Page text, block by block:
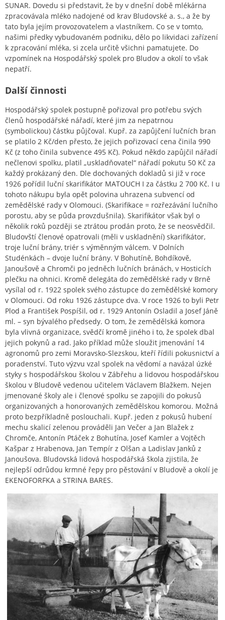
SUNAR. Dovedu si představit, že by v dnešní době mlékárna
zpracovávala mléko nadojené od krav Bludovské a. s., a že by
tato byla jejím provozovatelem a vlastníkem. Co se v tomto,
našimi předky vybudovaném podniku, dělo po likvidaci zařízení
k zpracování mléka, si zcela určitě všichni pamatujete. Do
vzpomínek na Hospodářský spolek pro Bludov a okolí to však
nepatří.
Další činnosti
Hospodářský spolek postupně pořizoval pro potřebu svých
členů hospodářské nářadí, které jim za nepatrnou
(symbolickou) částku půjčoval. Kupř. za zapůjčení lučních bran
se platilo 2 Kč/den přesto, že jejich pořizovací cena činila 990
Kč (z toho činila subvence 495 Kč). Pokud někdo zapůjčil nářadí
nečlenovi spolku, platil „uskladňovatel“ nářadí pokutu 50 Kč za
každý prokázaný den. Dle dochovaných dokladů si již v roce
1926 pořídil luční skarifikátor MATOUCH I za částku 2 700 Kč. I u
tohoto nákupu byla opět polovina uhrazena subvencí od
zemědělské rady v Olomouci. (Skarifikace = rozřezávání lučního
porostu, aby se půda provzdušnila). Skarifikátor však byl o
několik roků později se ztrátou prodán proto, že se neosvědčil.
Bludovští členové opatrovali (měli v uskladnění) skarifikátor,
troje luční brány, triér s výměnným válcem. V Dolních
Studénkách – dvoje luční brány. V Bohutíně, Bohdíkově,
Janoušově a Chromči po jedněch lučních bránách, v Hosticích
plečku na ohnici. Kromě delegáta do zemědělské rady v Brně
vysílal od r. 1922 spolek svého zástupce do zemědělské komory
v Olomouci. Od roku 1926 zástupce dva. V roce 1926 to byli Petr
Plod a František Pospíšil, od r. 1929 Antonín Osladil a Josef Jáně
ml. – syn bývalého předsedy. O tom, že zemědělská komora
byla vlivná organizace, svědčí kromě jiného i to, že spolek dbal
jejich pokynů a rad. Jako příklad může sloužit jmenování 14
agronomů pro zemi Moravsko-Slezskou, kteří řídili pokusnictví a
poradenství. Tuto výzvu vzal spolek na vědomí a navázal úzké
styky s hospodářskou školou v Zábřehu a lidovou hospodářskou
školou v Bludově vedenou učitelem Václavem Blažkem. Nejen
jmenované školy ale i členové spolku se zapojili do pokusů
organizovaných a honorovaných zemědělskou komorou. Možná
proto bezpříkladně poslouchali. Kupř. jeden z pokusů hubení
mechu skalicí zelenou prováděli Jan Večer a Jan Blažek z
Chromče, Antonín Ptáček z Bohutína, Josef Kamler a Vojtěch
Kašpar z Hrabenova, Jan Tempír z Olšan a Ladislav Janků z
Janoušova. Bludovská lidová hospodářská škola zjistila, že
nejlepší odrůdou krmné řepy pro pěstování v Bludově a okolí je
EKENOFORFKA a STRINA BARES.